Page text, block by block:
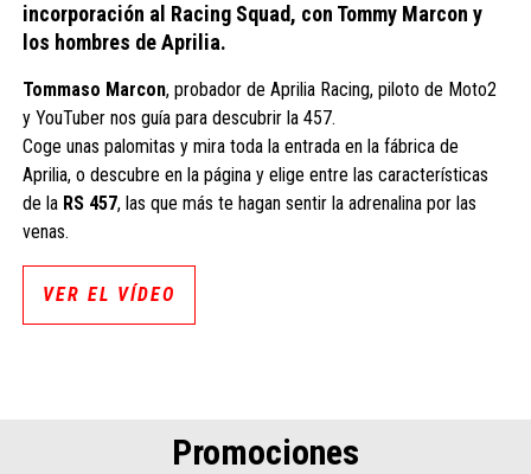
incorporación al Racing Squad, con Tommy Marcon y
los hombres de Aprilia.
Tommaso Marcon, probador de Aprilia Racing, piloto de Moto2
y YouTuber nos guía para descubrir la 457.
Coge unas palomitas y mira toda la entrada en la fábrica de
Aprilia, o descubre en la página y elige entre las características
de laRS 457, las que más te hagan sentir la adrenalina por las
venas.
VER EL VÍDEO
Promociones